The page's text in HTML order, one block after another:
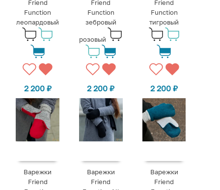
Friend
Function
леопардовый
2 200 ₽
Friend
Function
зебровый
розовый
2 200₽
Friend
Function
тигровый
2 200₽
Варежки
Friend
Варежки
Friend
Варежки
Friend